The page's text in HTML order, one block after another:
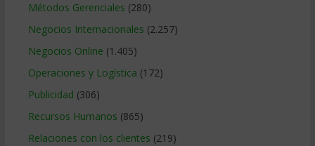
Métodos Gerenciales (280)
Negocios Internacionales (2.257)
Negocios Online (1.405)
Operaciones y Logística (172)
Publicidad (306)
Recursos Humanos (865)
Relaciones con los clientes (219)